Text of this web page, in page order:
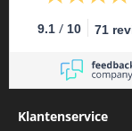
9.1 / 10 71
Klantenservice